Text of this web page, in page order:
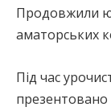
Продовжили
аматорських
Під час